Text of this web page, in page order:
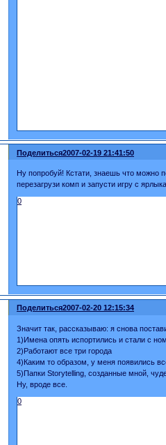
Поделиться2007-02-19 21:41:50
Ну попробуй! Кстати, знаешь что можно
перезагрузи комп и запусти игру с
0
Поделиться2007-02-20 12:15:34
Значит так, рассказываю: я снова
1)Имена опять испортились и стали с
2)Работают все три города
4)Каким то образом, у меня появились
5)Папки Storytelling, созданные мной,
Ну, вроде все.
0